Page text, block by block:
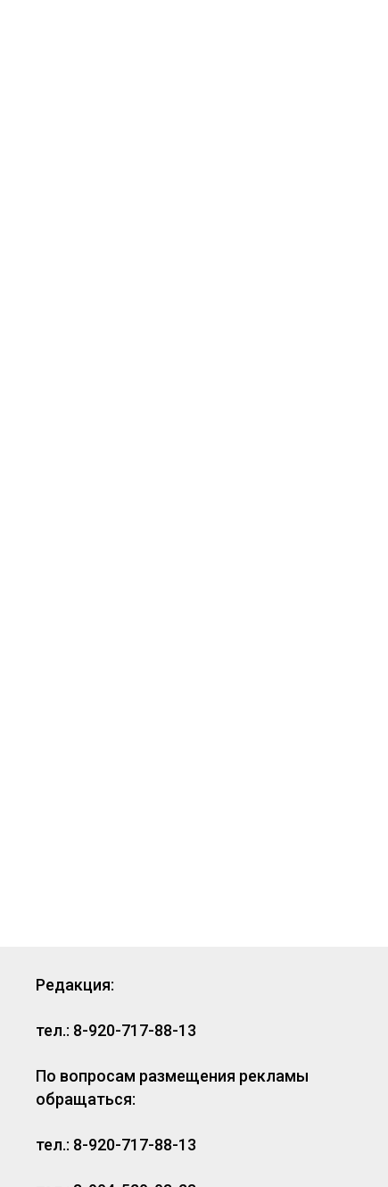
Редакция:
тел.: 8-920-717-88-13
По вопросам размещения рекламы
обращаться:
тел.: 8-920-717-88-13